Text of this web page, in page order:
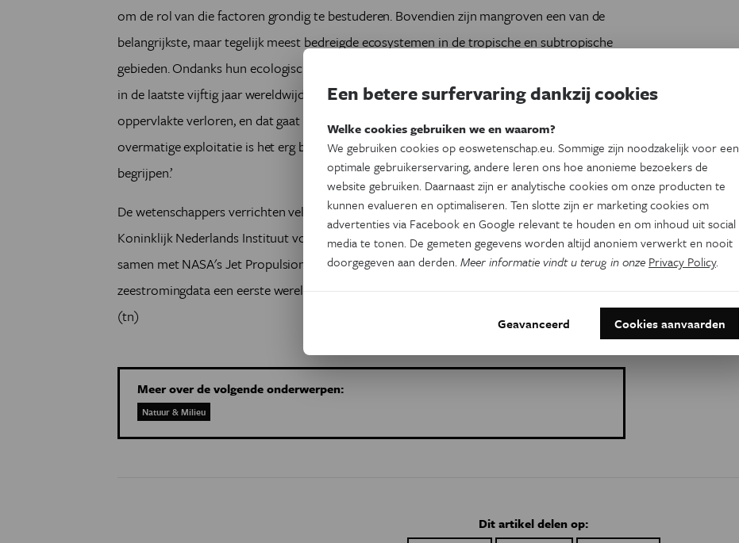
om de rol van die factoren grondig te bestuderen. Bovendien zijn mangroven een van de
belangrijkste, maar tegelijk meest bedreigde ecosystemen in de tropische en subtropische
gebieden. Ondanks hun ecologische en socio-economische waarde zijn mangrovewouden
in de laatste vijftig jaar wereldwijd al meer dan veertig procent van hun oorspronkelijke
oppervlakte verloren, en dat gaat nog door. In die context van habitatfragmentatie en
overmatige exploitatie is het erg belangrijk om verspreidings- en vestigingsmechanismen te
begrijpen.’
De wetenschappers verrichten veldwerk in Kenia en stroomgootexperimenten aan het
Koninklijk Nederlands Instituut voor Zeeonderzoek (NIOZ). Van der Stocken werkt ook
samen met NASA's Jet Propulsion Laboratory, om met behulp van hun wind- en
zeestromingdata een eerste werelddekkend verspreidingsmodel voor mangroven te maken.
(tn)
Meer over de volgende onderwerpen:
Natuur & Milieu
Dit artikel delen op:
Een betere surfervaring dankzij cookies
Welke cookies gebruiken we en waarom?
We gebruiken cookies op eoswetenschap.eu. Sommige zijn noodzakelijk voor een
optimale gebruikerservaring, andere leren ons hoe anonieme bezoekers de
website gebruiken. Daarnaast zijn er analytische cookies om onze producten te
kunnen evalueren en optimaliseren. Ten slotte zijn er marketing cookies om
advertenties via Facebook en Google relevant te houden en om inhoud uit social
media te tonen. De gemeten gegevens worden altijd anoniem verwerkt en nooit
doorgegeven aan derden.Meer informatie vindt u terug in onze Privacy Policy.
Geavanceerd Cookies aanvaarden